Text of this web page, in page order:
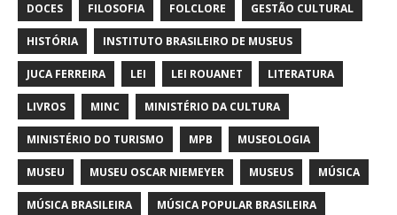
DOCES FILOSOFIA FOLCLORE GESTÃO CULTURAL
HISTÓRIA INSTITUTO BRASILEIRO DE MUSEUS
JUCA FERREIRA LEI LEI ROUANET LITERATURA
LIVROS MINC MINISTÉRIO DA CULTURA
MINISTÉRIO DO TURISMO MPB MUSEOLOGIA
MUSEU MUSEU OSCAR NIEMEYER MUSEUS MÚSICA
MÚSICA BRASILEIRA MÚSICA POPULAR BRASILEIRA